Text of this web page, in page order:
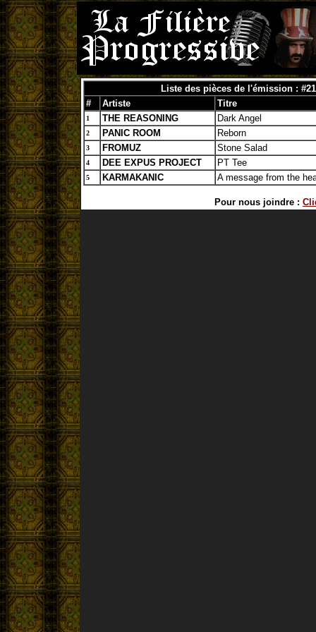
Liste des pièces de l'émission :
#
Artiste Titre
1 THE REASONING Dark Angel
2 PANIC ROOM Reborn
3 FROMUZ Stone Salad
4 DEE EXPUS PROJECT PT Tee
5 KARMAKANIC A message from the
Pour nous joindre :